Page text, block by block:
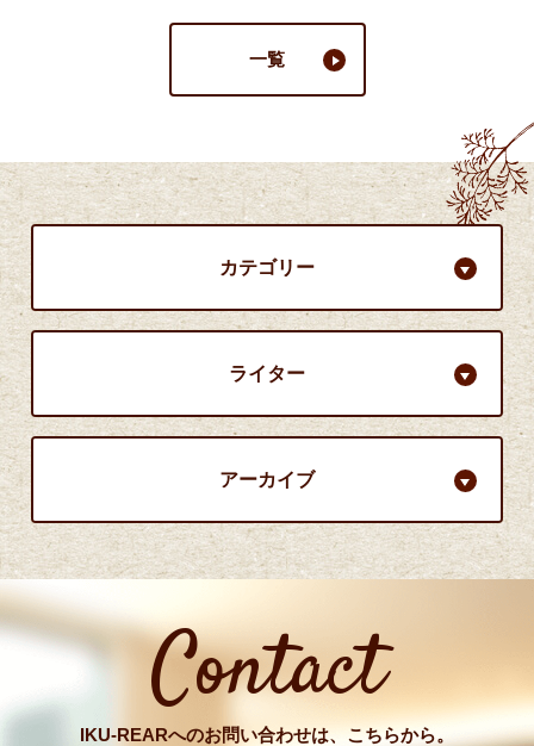
一覧
カテゴリー
ライター
アーカイブ
Contact
IKU-REARへのお問い合わせは、こちらから。